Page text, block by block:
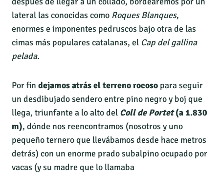
lateral las conocidas como Roques Blanques,
enormes e imponentes pedruscos bajo otra de las
cimas más populares catalanas, el Cap del gallina
pelada.
Por fin dejamos atrás el terreno rocoso para seguir
un desdibujado sendero entre pino negro y boj que
llega, triunfante a lo alto del Coll de Portet(a 1.830
m), dónde nos reencontramos (nosotros y uno
pequeño ternero que llevábamos desde hace metros
detrás) con un enorme prado subalpino ocupado por
vacas (y su madre que lo llamaba